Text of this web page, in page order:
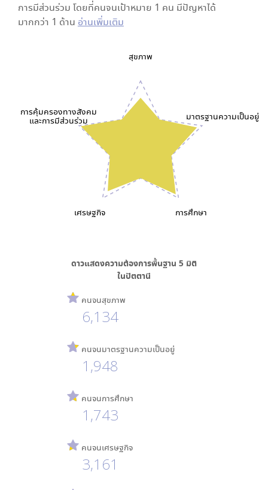
การมีส่วนร่วม โดยที่คนจนเป้าหมาย 1 คน มีปัญหาได้
มากกว่า 1 ด้าน อ่านเพิ่มเติม
สุขภาพ
มาตรฐานความเป็นอยู่
การศึกษา
เศรษฐกิจ
การคุ้มครองทางสังคม
และการมีส่วนร่วม
ดาวแสดงความต้องการพื้นฐาน 5 มิติ
ในปัตตานี
คนจนสุขภาพ
6,134
คนจนมาตรฐานความเป็นอยู่
1,948
คนจนการศึกษา
1,743
คนจนเศรษฐกิจ
3,161